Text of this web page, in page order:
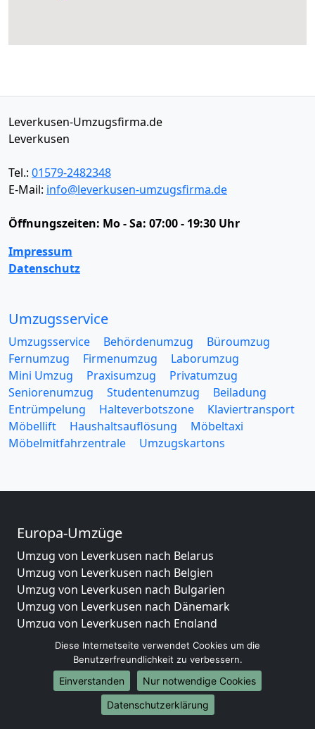
Leverkusen-Umzugsfirma.de
Leverkusen
Tel.: 01579-2482348
E-Mail: info@leverkusen-umzugsfirma.de
Öffnungszeiten: Mo - Sa: 07:00 - 19:30 Uhr
Impressum
Datenschutz
Umzugsservice
Umzugsservice Behördenumzug
Büroumzug
Fernumzug
Firmenumzug
Laborumzug
Mini Umzug
Praxisumzug
Privatumzug
Seniorenumzug
Studentenumzug
Beiladung
Entrümpelung
Halteverbotszone
Klaviertransport
Möbellift
Haushaltsauflösung
Möbeltaxi
Möbelmitfahrzentrale
Umzugskartons
Europa-Umzüge
Umzug von Leverkusen nach Belarus
Umzug von Leverkusen nach Belgien
Umzug von Leverkusen nach Bulgarien
Umzug von Leverkusen nach Dänemark
Umzug von Leverkusen nach England
Umzug von Leverkusen nach Portugal
Umzug von Leverkusen nach Bosnien
und Herzegowina
Umzug von Leverkusen nach Irland
Umzug von Leverkusen nach Lettland
Diese Internetseite verwendet Cookies um die
Benutzerfreundlichkeit zu verbessern.
Einverstanden
Nur notwendige Cookies
Datenschutzerklärung